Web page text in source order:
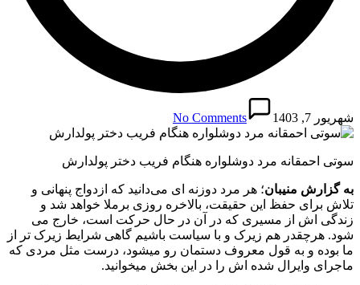
شهریور 7, 1403 No Comments
سوتی احمقانه مرد دوشلواره هنگام فریب دختر پولدارش
به گزارش منیبان؛ هر مرد دوزنه ای می‌دانید که ازدواج پنهانی و
تلاش برای حفظ این حقیقت، بالاخره روزی برملا خواهد شد و
زندگی اش از مسیری که در آن در حال حرکت است، خارج می
شود. هرچقدر هم زیرک و با سیاست باشیم گاهی شرایط زیرک تر از
ما بوده و به قول معروف دستمان رو میشود، درست مثل مردی که
ماجرای وایرال شده اش را در این بخش میخوانید.